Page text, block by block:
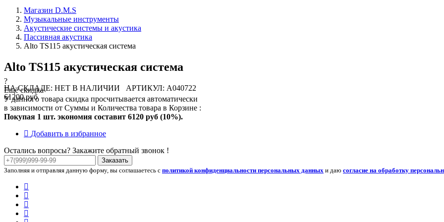
Магазин D.M.S
Музыкальные инструменты
Акустические системы и акустика
Пассивная акустика
Alto TS115 акустическая система
Alto TS115 акустическая система
НА СКЛАДЕ: НЕТ В НАЛИЧИИ АРТИКУЛ: A040722
61200 руб
?
Ещё скидка
У данного товара скидка просчитывается автоматически
в зависимости от Суммы и Количества товара в Корзине :
Покупая 1 шт. экономия составит 6120 руб (10%).
Добавить в избранное
Остались вопросы? Закажите обратный звонок !
Заказать
Заполняя и отправляя данную форму, вы соглашаетесь с политикой конфиденциальности персональных данных и даю согласие на обработку